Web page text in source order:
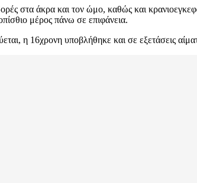
στα άκρα και τον ώμο, καθώς και
μέρος πάνω σε επιφάνεια.
η 16χρονη υποβλήθηκε και σε εξετάσεις